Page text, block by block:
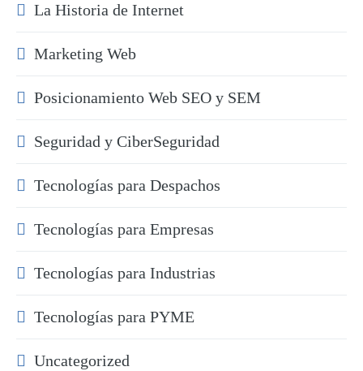
La Historia de Internet
Marketing Web
Posicionamiento Web SEO y SEM
Seguridad y CiberSeguridad
Tecnologías para Despachos
Tecnologías para Empresas
Tecnologías para Industrias
Tecnologías para PYME
Uncategorized